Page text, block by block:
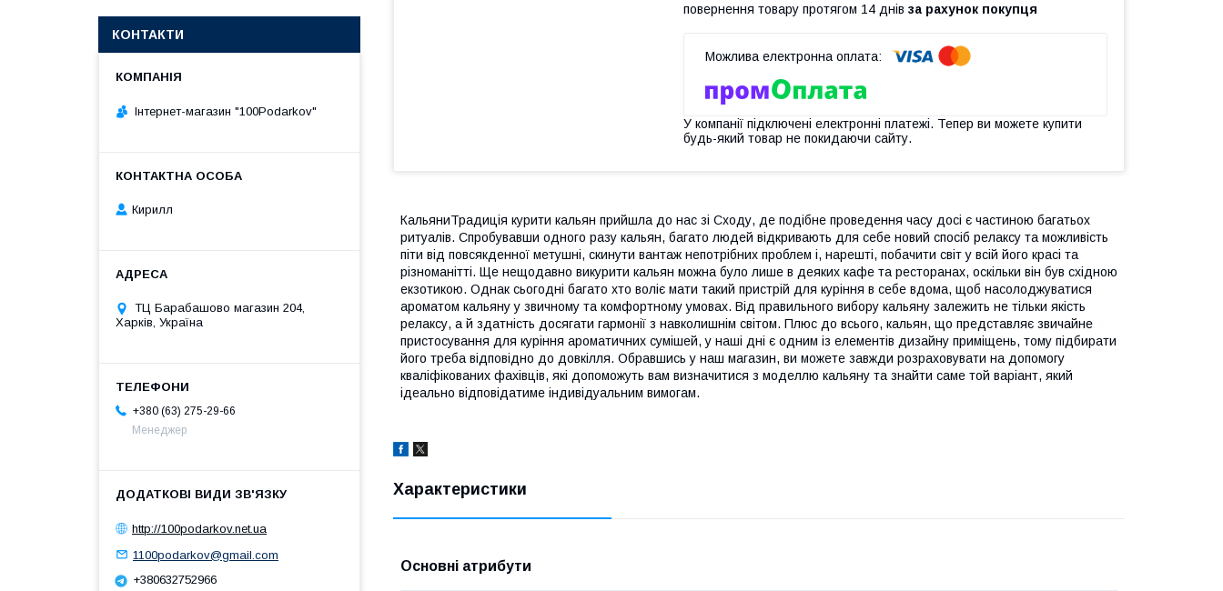
повернення товару протягом 14 днів за рахунок покупця
У компанії підключені електронні платежі. Тепер ви можете купити
будь-який товар не покидаючи сайту.
КальяниТрадиція курити кальян прийшла до нас зі Сходу, де подібне проведення часу досі є частиною багатьох
ритуалів. Спробувавши одного разу кальян, багато людей відкривають для себе новий спосіб релаксу та можливість
піти від повсякденної метушні, скинути вантаж непотрібних проблем і, нарешті, побачити світ у всій його красі та
різноманітті. Ще нещодавно викурити кальян можна було лише в деяких кафе та ресторанах, оскільки він був східною
екзотикою. Однак сьогодні багато хто воліє мати такий пристрій для куріння в себе вдома, щоб насолоджуватися
ароматом кальяну у звичному та комфортному умовах. Від правильного вибору кальяну залежить не тільки якість
релаксу, а й здатність досягати гармонії з навколишнім світом. Плюс до всього, кальян, що представляє звичайне
пристосування для куріння ароматичних сумішей, у наші дні є одним із елементів дизайну приміщень, тому підбирати
його треба відповідно до довкілля. Обравшись у наш магазин, ви можете завжди розраховувати на допомогу
кваліфікованих фахівців, які допоможуть вам визначитися з моделлю кальяну та знайти саме той варіант, який
ідеально відповідатиме індивідуальним вимогам.
Характеристики
Основні атрибути
КОНТАКТИ
Інтернет-магазин "100Podarkov"
Кирилл
ТЦ Барабашово магазин 204,
Харків, Україна
+380 (63) 275-29-66
Менеджер
http://100podarkov.net.ua
1100podarkov@gmail.com
+380632752966